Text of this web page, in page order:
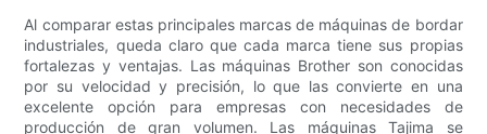
Al comparar estas principales marcas de máquinas de bordar
industriales, queda claro que cada marca tiene sus propias
fortalezas y ventajas. Las máquinas Brother son conocidas
por su velocidad y precisión, lo que las convierte en una
excelente opción para empresas con necesidades de
producción de gran volumen. Las máquinas Tajima se